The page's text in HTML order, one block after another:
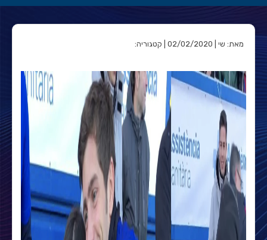
מאת: שי | 02/02/2020 | קטגוריה: